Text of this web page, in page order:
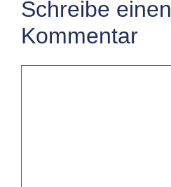
Schreibe einen
Kommentar